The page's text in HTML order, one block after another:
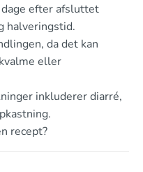
efter afsluttet
halveringstid.
da det kan
eller
inkluderer diarré,
recept?